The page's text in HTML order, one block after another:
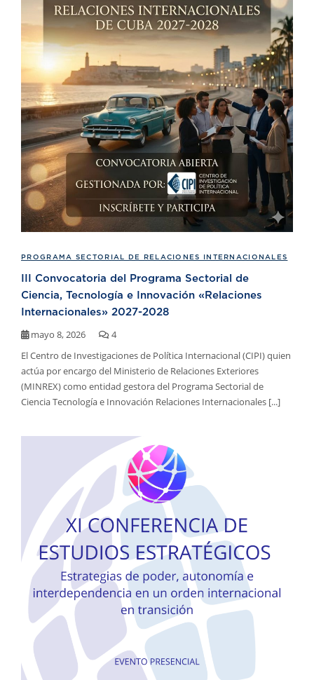
PROGRAMA SECTORIAL DE RELACIONES INTERNACIONALES
III Convocatoria del Programa Sectorial de
Ciencia, Tecnología e Innovación «Relaciones
Internacionales» 2027-2028
mayo 8, 2026
4
El Centro de Investigaciones de Política Internacional (CIPI) quien
actúa por encargo del Ministerio de Relaciones Exteriores
(MINREX) como entidad gestora del Programa Sectorial de
Ciencia Tecnología e Innovación Relaciones Internacionales [...]